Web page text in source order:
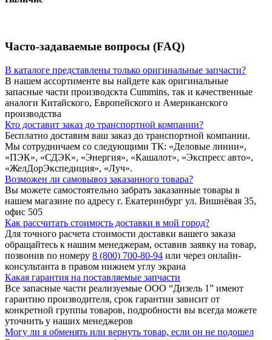
Часто-задаваемые вопросы (FAQ)
В каталоге представлены только оригинальные запчасти?
В нашем ассортименте вы найдете как оригинальные
запасные части производскта Cummins, так и качественные
аналоги Китайского, Европейского и Американского
производства
Кто доставит заказ до транспортной компании?
Бесплатно доставим ваш заказ до транспортной компании.
Мы сотрудничаем со следующими ТК: «Деловые линии»,
«ПЭК», «СДЭК», «Энергия», «Кашалот», «Экспресс авто»,
«ЖелДорЭкспедиция», «Луч».
Возможен ли самовывоз заказанного товара?
Вы можете самостоятельно забрать заказанные товары в
нашем магазине по адресу г. Екатеринбург ул. Вишнёвая 35,
офис 505
Как рассчитать стоимость доставки в мой город?
Для точного расчета стоимости доставки вашего заказа
обращайтесь к нашим менеджерам, оставив заявку на товар,
позвонив по номеру 8 (800) 700-80-94 или через онлайн-
консультанта в правом нижнем углу экрана
Какая гарантия на поставляемые запчасти
Все запасные части реализуемые ООО “Дизель 1” имеют
гарантию производителя, срок гарантии зависит от
конкретной группы товаров, подробности вы всегда можете
уточнить у наших менеджеров
Могу ли я обменять или вернуть товар, если он не подошел